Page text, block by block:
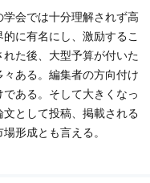
会では十分理解されず高
に有名にし、激励するこ
た後、大型予算が付いた
ある。編集者の方向付け
ある。そして大きくなっ
として投稿、掲載される
形成とも言える。